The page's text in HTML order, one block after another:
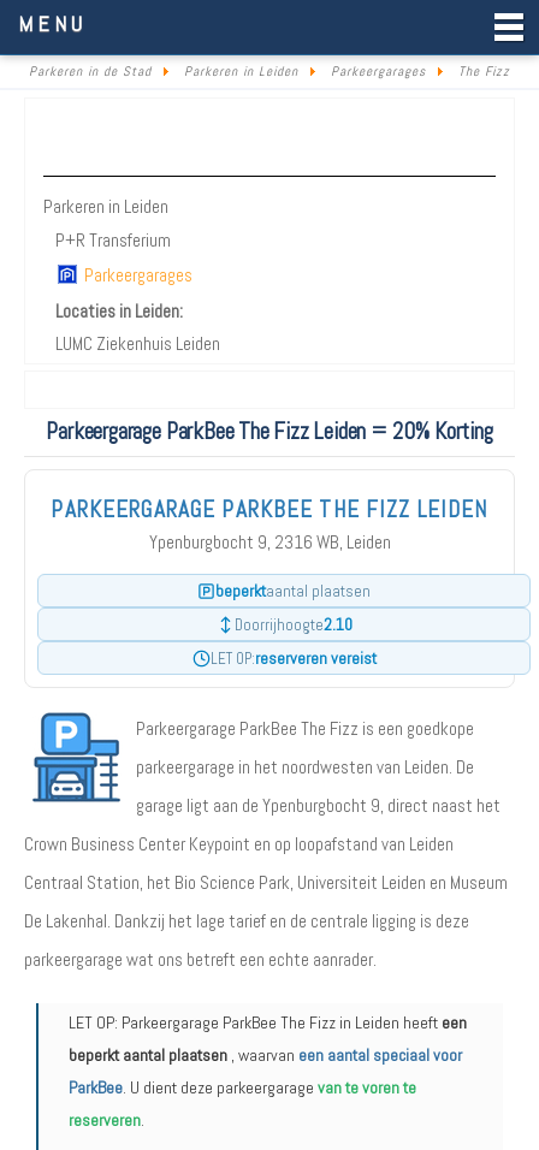
MENU
Parkeren in de Stad Parkeren in Leiden Parkeergarages The Fizz
Parkeren in Leiden
P+R Transferium
Parkeergarages
Locaties in Leiden:
LUMC Ziekenhuis Leiden
Parkeergarage ParkBee The Fizz Leiden = 20% Korting
PARKEERGARAGE PARKBEE THE FIZZ LEIDEN
Ypenburgbocht 9, 2316 WB, Leiden
beperktaantal plaatsen
Doorrijhoogte2.10
LET OP:reserveren vereist
Parkeergarage ParkBee The Fizz is een goedkope
parkeergarage in het noordwesten van Leiden. De
garage ligt aan de Ypenburgbocht 9, direct naast het
Crown Business Center Keypoint en op loopafstand van Leiden
Centraal Station, het Bio Science Park, Universiteit Leiden en Museum
De Lakenhal. Dankzij het lage tarief en de centrale ligging is deze
parkeergarage wat ons betreft een echte aanrader.
LET OP: Parkeergarage ParkBee The Fizz in Leiden heeft een
beperkt aantal plaatsen , waarvan een aantal speciaal voor
ParkBee. U dient deze parkeergarage van te voren te
reserveren.